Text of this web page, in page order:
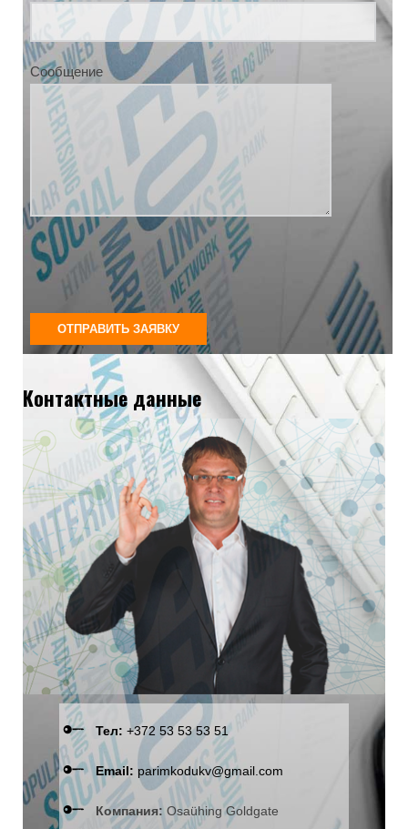
Сообщение
Контактные данные
Тел: +372 53 53 53 51
Email: parimkodukv@gmail.com
Компания:Osaühing Goldgate